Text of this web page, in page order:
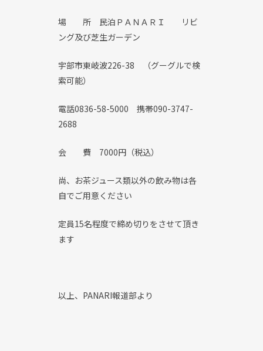
場 所 民泊ＰＡＮＡＲＩ リビ
ング及び芝生ガーデン
宇部市東岐波226-38 （グーグルで検
索可能）
電話0836-58-5000 携帯090-3747-
2688
会 費 7000円（税込）
尚、お茶ジュース類以外の飲み物は各
自でご用意ください
定員15名程度で締め切りをさせて頂き
ます
以上、PANARI報道部より